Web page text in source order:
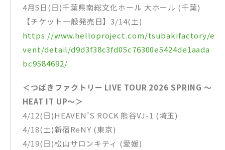
4月5日(日)千葉県南総文化ホール 大ホール (千葉)
【チケット一般発売日】3/14(土)
https://www.helloproject.com/tsubakifactory/e
vent/detail/d9d3f38c3fd05c76300e5424de1aada
bc9584692/
＜つばきファクトリー LIVE TOUR 2026 SPRING ～
HEAT IT UP～＞
4/12(日)HEAVEN’S ROCK 熊谷VJ-1 (埼玉)
4/18(土)新宿ReNY (東京)
4/19(日)松山サロンキティ (愛媛)